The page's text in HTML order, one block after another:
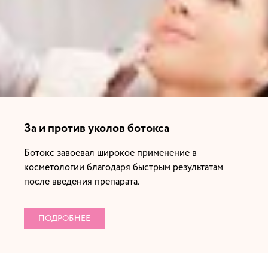
За и против уколов ботокса
Ботокс завоевал широкое применение в
косметологии благодаря быстрым результатам
после введения препарата.
ПОДРОБНЕЕ